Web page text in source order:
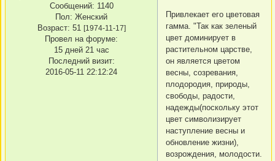
Сообщений: 1140
Пол: Женский
Возраст: 51 [1974-11-17]
Провел на форуме:
15 дней 21 час
Последний визит:
2016-05-11 22:12:24
Привлекает его цветовая
гамма. "Так как зеленый
цвет доминирует в
растительном царстве,
он является цветом
весны, созревания,
плодородия, природы,
свободы, радости,
надежды(поскольку этот
цвет символизирует
наступление весны и
обновление жизни),
возрождения, молодости.